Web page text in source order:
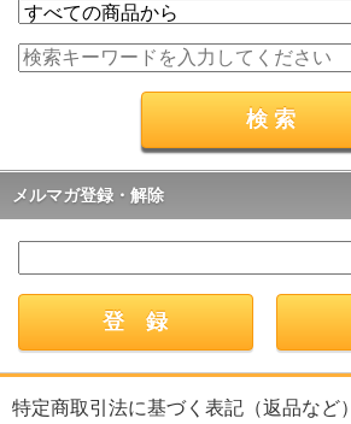
メルマガ登録・解除
特定商取引法に基づく表記（返品など）